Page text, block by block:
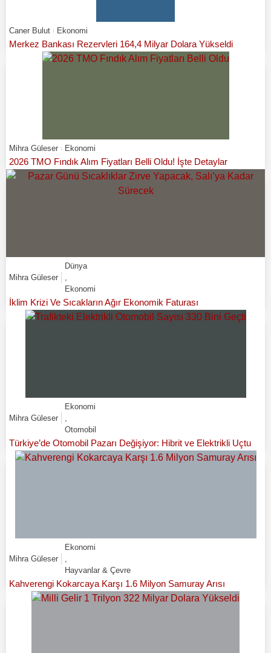
Caner Bulut Ekonomi
Merkez Bankası Rezervleri 164,4 Milyar Dolara Yükseldi
Mihra Güleser Ekonomi
2026 TMO Fındık Alım Fiyatları Belli Oldu! İşte Detaylar
Mihra Güleser
Dünya
,
Ekonomi
İklim Krizi Ve Sıcakların Ağır Ekonomik Faturası
Mihra Güleser
Ekonomi
,
Otomobil
Türkiye’de Otomobil Pazarı Değişiyor: Hibrit ve Elektrikli Uçtu
Mihra Güleser
Ekonomi
,
Hayvanlar & Çevre
Kahverengi Kokarcaya Karşı 1.6 Milyon Samuray Arısı